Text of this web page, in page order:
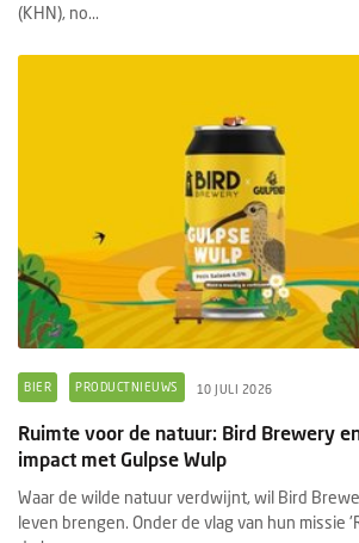
(KHN), no...
BIER PRODUCTNIEUWS 10 JULI 2026
Ruimte voor de natuur: Bird Brewery
impact met Gulpse Wulp
Waar de wilde natuur verdwijnt, wil Bird
leven brengen. Onder de vlag van hun missie